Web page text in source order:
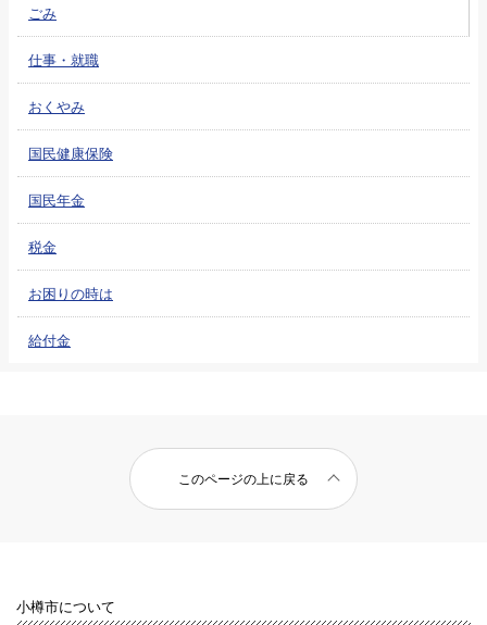
ごみ
仕事・就職
おくやみ
国民健康保険
国民年金
税金
お困りの時は
給付金
このページの上に戻る
小樽市について